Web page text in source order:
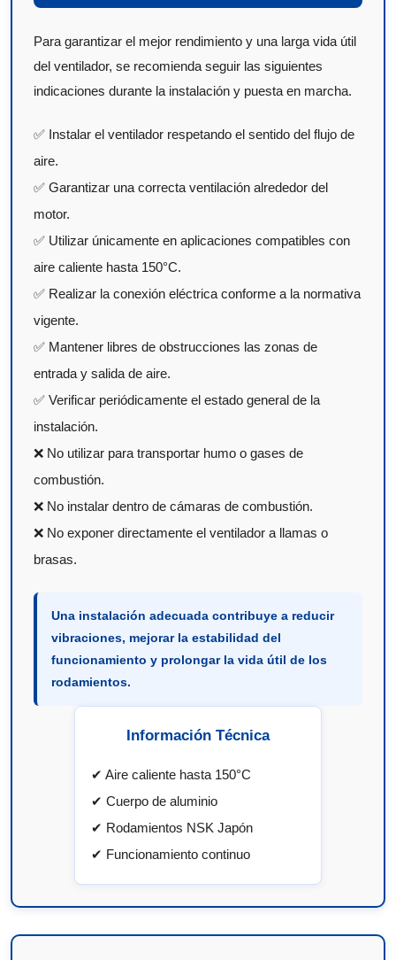
Para garantizar el mejor rendimiento y una larga vida útil
del ventilador, se recomienda seguir las siguientes
indicaciones durante la instalación y puesta en marcha.
✅ Instalar el ventilador respetando el sentido del flujo de
aire.
✅ Garantizar una correcta ventilación alrededor del
motor.
✅ Utilizar únicamente en aplicaciones compatibles con
aire caliente hasta 150°C.
✅ Realizar la conexión eléctrica conforme a la normativa
vigente.
✅ Mantener libres de obstrucciones las zonas de
entrada y salida de aire.
✅ Verificar periódicamente el estado general de la
instalación.
❌ No utilizar para transportar humo o gases de
combustión.
❌ No instalar dentro de cámaras de combustión.
❌ No exponer directamente el ventilador a llamas o
brasas.
Una instalación adecuada contribuye a reducir
vibraciones, mejorar la estabilidad del
funcionamiento y prolongar la vida útil de los
rodamientos.
Información Técnica
✔ Aire caliente hasta 150°C
✔ Cuerpo de aluminio
✔ Rodamientos NSK Japón
✔ Funcionamiento continuo